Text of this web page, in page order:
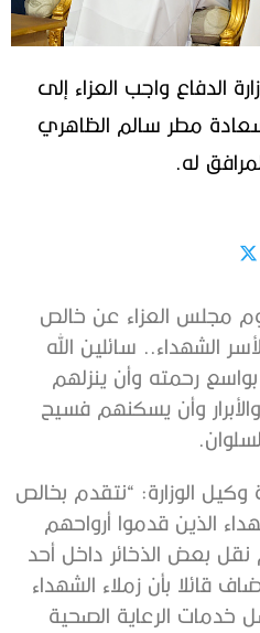
الدفاع واجب العزاء إلى
مطر سالم الظاهري
له.
مجلس العزاء عن خالص
الشهداء.. سائلين الله
رحمته وأن ينزلهم
وأن يسكنهم فسيح
الوزارة: “نتقدم بخالص
الذين قدموا أرواحهم
نقل بعض الذخائر داخل أحد
قائلا بأن زملاء الشهداء
خدمات الرعاية الصحية